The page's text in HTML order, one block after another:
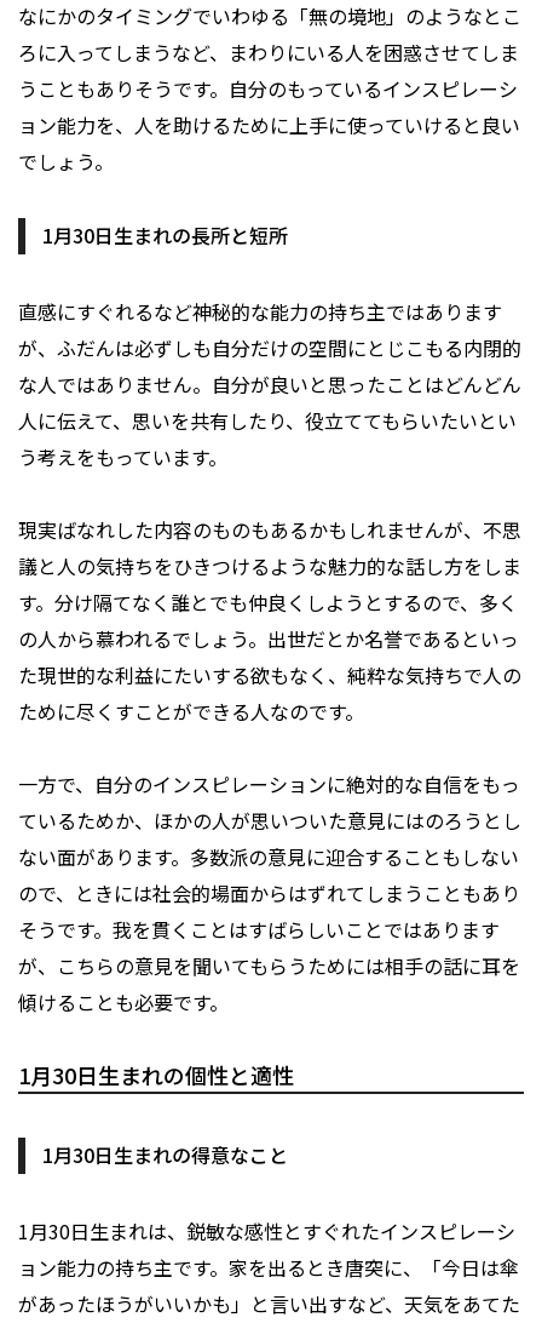
なにかのタイミングでいわゆる「無の境地」のようなとこ
ろに入ってしまうなど、まわりにいる人を困惑させてしま
うこともありそうです。自分のもっているインスピレーシ
ョン能力を、人を助けるために上手に使っていけると良い
でしょう。
1月30日生まれの長所と短所
直感にすぐれるなど神秘的な能力の持ち主ではあります
が、ふだんは必ずしも自分だけの空間にとじこもる内閉的
な人ではありません。自分が良いと思ったことはどんどん
人に伝えて、思いを共有したり、役立ててもらいたいとい
う考えをもっています。
現実ばなれした内容のものもあるかもしれませんが、不思
議と人の気持ちをひきつけるような魅力的な話し方をしま
す。分け隔てなく誰とでも仲良くしようとするので、多く
の人から慕われるでしょう。出世だとか名誉であるといっ
た現世的な利益にたいする欲もなく、純粋な気持ちで人の
ために尽くすことができる人なのです。
一方で、自分のインスピレーションに絶対的な自信をもっ
ているためか、ほかの人が思いついた意見にはのろうとし
ない面があります。多数派の意見に迎合することもしない
ので、ときには社会的場面からはずれてしまうこともあり
そうです。我を貫くことはすばらしいことではあります
が、こちらの意見を聞いてもらうためには相手の話に耳を
傾けることも必要です。
1月30日生まれの個性と適性
1月30日生まれの得意なこと
1月30日生まれは、鋭敏な感性とすぐれたインスピレーシ
ョン能力の持ち主です。家を出るとき唐突に、「今日は傘
があったほうがいいかも」と言い出すなど、天気をあてた